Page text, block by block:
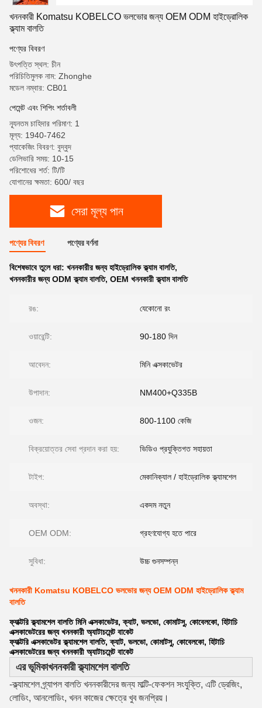
খননকারী Komatsu KOBELCO ভলভোর জন্য OEM ODM হাইড্রোলিক
ক্ল্যাম বালতি
পণ্যের বিবরণ
উৎপত্তি স্থল: চীন
পরিচিতিমুলক নাম: Zhonghe
মডেল নম্বার: CB01
পেমেন্ট এবং শিপিং শর্তাবলী
ন্যূনতম চাহিদার পরিমাণ: 1
মূল্য: 1940-7462
প্যাকেজিং বিবরণ: বুদ্বুদ
ডেলিভারি সময়: 10-15
পরিশোধের শর্ত: টি/টি
যোগানের ক্ষমতা: 600/ বছর
সেরা মূল্য পান
পণ্যের বিবরণ পণ্যের বর্ণনা
বিশেষভাবে তুলে ধরা: খননকারীর জন্য হাইড্রোলিক ক্ল্যাম বালতি,
খননকারীর জন্য ODM ক্ল্যাম বালতি, OEM খননকারী ক্ল্যাম বালতি
রঙ: যেকোনো রং
ওয়ারেন্টি: 90-180 দিন
আবেদন: মিনি এক্সকাভেটর
উপাদান: NM400+Q335B
ওজন: 800-1100 কেজি
বিক্রয়োত্তর সেবা প্রদান করা হয়: ভিডিও প্রযুক্তিগত সহায়তা
টাইপ: মেকানিক্যাল / হাইড্রোলিক ক্ল্যামশেল
অবস্থা: একদম নতুন
OEM ODM: গ্রহণযোগ্য হতে পারে
সুবিধা: উচ্চ গুনসম্পন্ন
খননকারী Komatsu KOBELCO ভলভোর জন্য OEM ODM হাইড্রোলিক ক্ল্যাম
বালতি
ফ্যাক্টরি ক্ল্যামশেল বালতি মিনি এক্সকাভেটর, ক্যাট, ভলভো, কোমাটসু, কোবেলকো, হিটাচি
এক্সকাভেটরের জন্য খননকারী অ্যাটাচমেন্ট বাকেট
ফ্যাক্টরি এক্সকাভেটর ক্ল্যামশেল বালতি, ক্যাট, ভলভো, কোমাটসু, কোবেলকো, হিটাচি
এক্সকাভেটরের জন্য খননকারী অ্যাটাচমেন্ট বাকেট
এর ভূমিকাখননকারী ক্ল্যামশেল বালতি
-ক্ল্যামশেল গ্র্যাপল বালতি খননকারীদের জন্য মাল্টি-ফেকশন সংযুক্তি, এটি ড্রেজিং,
লোডিং, আনলোডিং, খনন কাজের ক্ষেত্রে খুব জনপ্রিয়।